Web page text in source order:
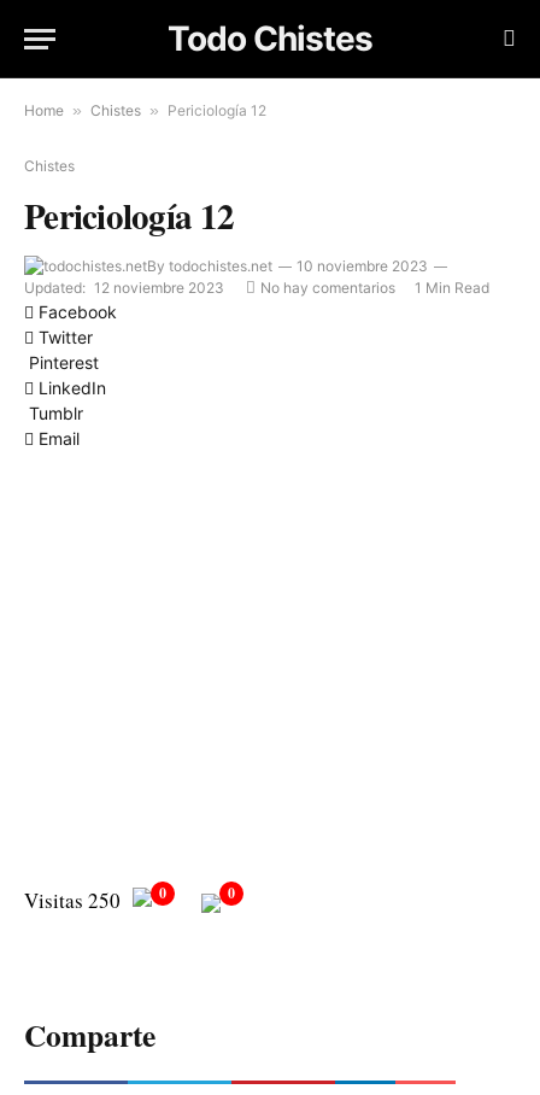
Todo Chistes
Home » Chistes » Periciología 12
Chistes
Periciología 12
By todochistes.net
10 noviembre 2023
Updated: 12 noviembre 2023 No hay comentarios 1 Min Read
Facebook
Twitter
Pinterest
LinkedIn
Tumblr
Email
Visitas 250 0 0
Comparte